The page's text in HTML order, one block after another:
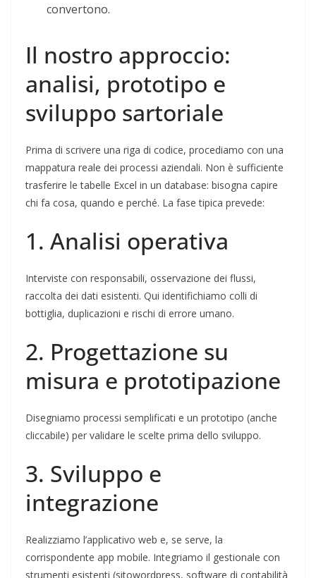
convertono.
Il nostro approccio:
analisi, prototipo e
sviluppo sartoriale
Prima di scrivere una riga di codice, procediamo con una
mappatura reale dei processi aziendali. Non è sufficiente
trasferire le tabelle Excel in un database: bisogna capire
chi fa cosa, quando e perché. La fase tipica prevede:
1. Analisi operativa
Interviste con responsabili, osservazione dei flussi,
raccolta dei dati esistenti. Qui identifichiamo colli di
bottiglia, duplicazioni e rischi di errore umano.
2. Progettazione su
misura e prototipazione
Disegniamo processi semplificati e un prototipo (anche
cliccabile) per validare le scelte prima dello sviluppo.
3. Sviluppo e
integrazione
Realizziamo l’applicativo web e, se serve, la
corrispondente app mobile. Integriamo il gestionale con
strumenti esistenti (sitowordpress, software di contabilità